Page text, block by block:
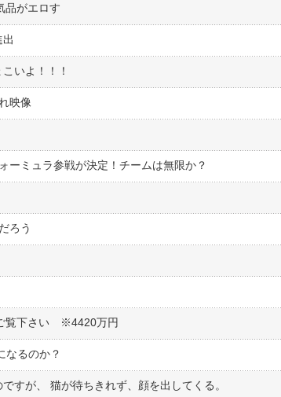
品がエロす
いよ！！！
映像
ーミュラ参戦が決定！チームは無限か？
ろう
覧下さい ※4420万円
なるのか？
すが、 猫が待ちきれず、顔を出してくる。